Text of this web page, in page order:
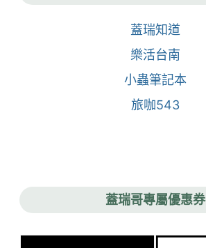
蓋瑞知道
樂活台南
小蟲筆記本
旅咖543
蓋瑞哥專屬優惠券